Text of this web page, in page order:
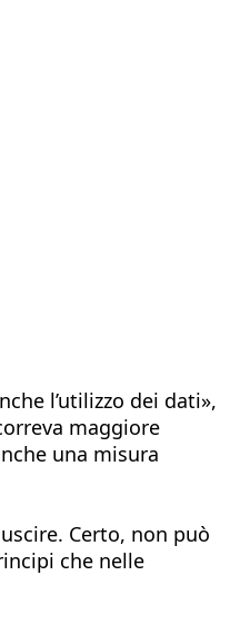
l’utilizzo dei dati»,
maggiore
una misura
Certo, non può
che nelle